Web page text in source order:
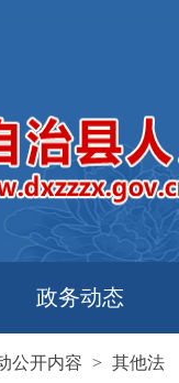
政务动态
公开内容 > 其他法